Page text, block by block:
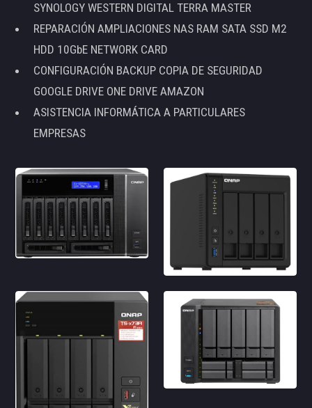
SYNOLOGY WESTERN DIGITAL TERRA MASTER
REPARACIÓN AMPLIACIONES NAS RAM SATA SSD M2
HDD 10GbE NETWORK CARD
CONFIGURACIÓN BACKUP COPIA DE SEGURIDAD
GOOGLE DRIVE ONE DRIVE AMAZON
ASISTENCIA INFORMÁTICA A PARTICULARES
EMPRESAS